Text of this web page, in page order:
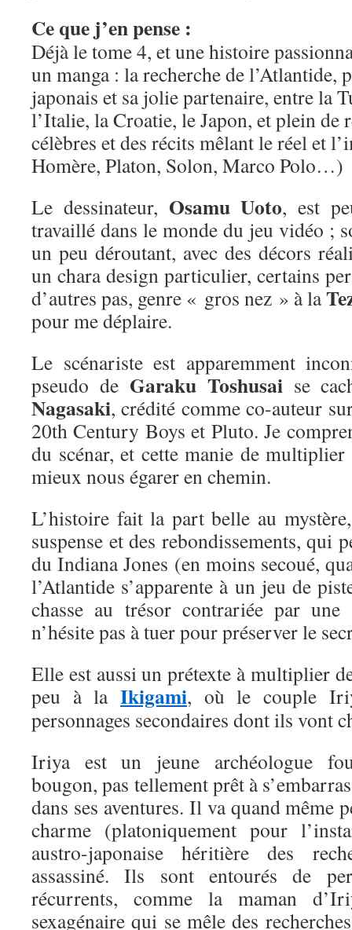
Ce que j’en pense :
Déjà le tome 4, et une histoire
un manga : la recherche de l’Atlantide,
japonais et sa jolie partenaire, entre la
l’Italie, la Croatie, le Japon, et plein de
célèbres et des récits mêlant le réel et
Homère, Platon, Solon, Marco Polo…)
Le dessinateur, Osamu Uoto, est
travaillé dans le monde du jeu vidéo ;
un peu déroutant, avec des décors
un chara design particulier, certains
d’autres pas, genre « gros nez » à la
pour me déplaire.
Le scénariste est apparemment
pseudo de Garaku Toshusaise
Nagasaki, crédité comme co-auteur
20th Century Boys et Pluto. Je
du scénar, et cette manie de multiplier
mieux nous égarer en chemin.
L’histoire fait la part belle au
suspense et des rebondissements, qui
du Indiana Jones (en moins secoué,
l’Atlantide s’apparente à un jeu de
chasse au trésor contrariée par une
n’hésite pas à tuer pour préserver le
Elle est aussi un prétexte à multiplier
peu à la Ikigami, où le couple
personnages secondaires dont ils vont
Iriya est un jeune archéologue
bougon, pas tellement prêt à
dans ses aventures. Il va quand même
charme (platoniquement pour
austro-japonaise héritière des
assassiné. Ils sont entourés de
récurrents, comme la maman
sexagénaire qui se mêle des